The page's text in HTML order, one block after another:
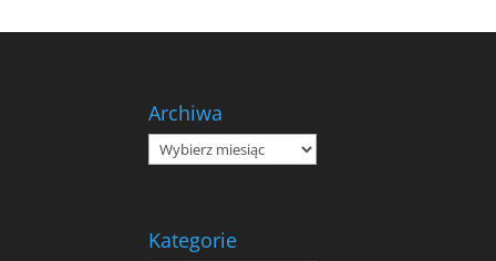
Archiwa
Archiwa
Kategorie